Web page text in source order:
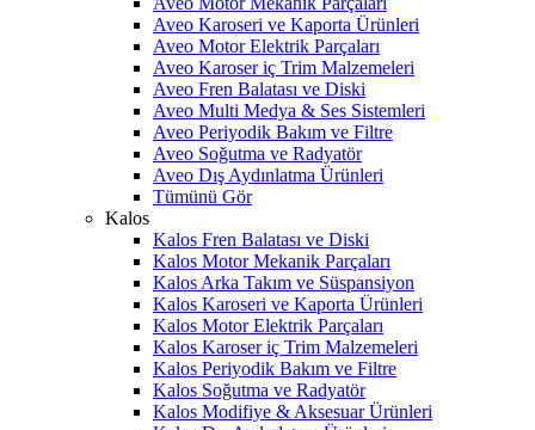
Aveo Karoseri ve Kaporta Ürünleri
Aveo Motor Elektrik Parçaları
Aveo Karoser iç Trim Malzemeleri
Aveo Fren Balatası ve Diski
Aveo Multi Medya & Ses Sistemleri
Aveo Periyodik Bakım ve Filtre
Aveo Soğutma ve Radyatör
Aveo Dış Aydınlatma Ürünleri
Tümünü Gör
Kalos
Kalos Fren Balatası ve Diski
Kalos Motor Mekanik Parçaları
Kalos Arka Takım ve Süspansiyon
Kalos Karoseri ve Kaporta Ürünleri
Kalos Motor Elektrik Parçaları
Kalos Karoser iç Trim Malzemeleri
Kalos Periyodik Bakım ve Filtre
Kalos Soğutma ve Radyatör
Kalos Modifiye & Aksesuar Ürünleri